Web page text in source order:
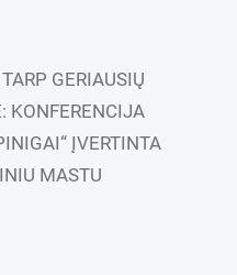
GERIAUSIŲ
KONFERENCIJA
ĮVERTINTA
MASTU